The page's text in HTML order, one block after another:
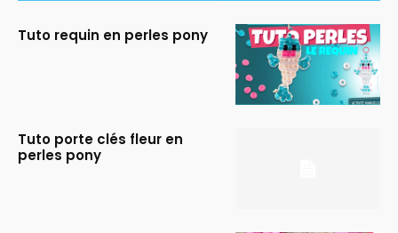
Tuto requin en perles pony
Tuto porte clés fleur en
perles pony